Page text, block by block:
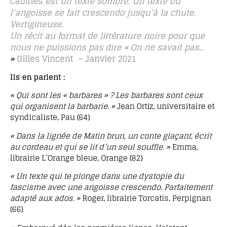
l’angoisse se fait crescendo jusqu’à la chute.
Vertigineuse.
Un récit au format de littérature noire pour que
nous ne puissions pas dire « On ne savait pas…
» Gilles Vincent – Janvier 2021
Ils en parlent :
« Qui sont les « barbares » ? Les barbares sont ceux
qui organisent la barbarie. »Jean Ortiz, universitaire et
syndicaliste, Pau (64)
« Dans la lignée de Matin brun, un conte glaçant, écrit
au cordeau et qui se lit d’un seul souffle. »Emma,
librairie L’Orange bleue, Orange (82)
« Un texte qui te plonge dans une dystopie du
fascisme avec une angoisse crescendo. Parfaitement
adapté aux ados. »Roger, librairie Torcatis, Perpignan
(66)